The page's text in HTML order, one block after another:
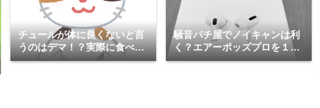
チュールが体に良くないと言
うのはデマ！？実際に食べて
みた！
騒音パチ屋でノイキャンは利
く？エアーポッズプロを１か
月使用してみての感想